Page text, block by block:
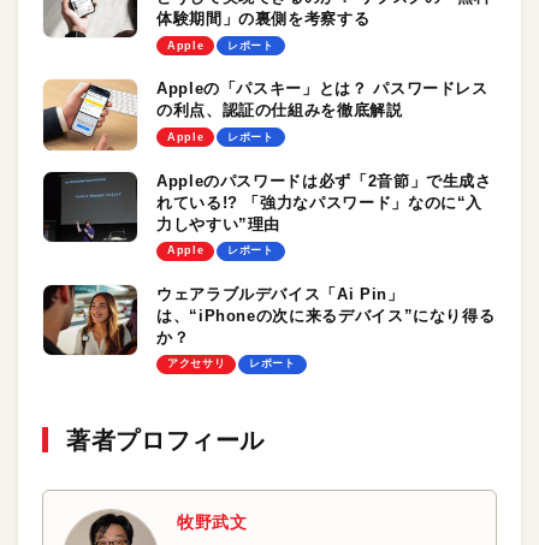
体験期間」の裏側を考察する
Apple レポート
Appleの「パスキー」とは？ パスワードレス
の利点、認証の仕組みを徹底解説
Apple レポート
Appleのパスワードは必ず「2音節」で生成さ
れている!? 「強力なパスワード」なのに“入
力しやすい”理由
Apple レポート
ウェアラブルデバイス「Ai Pin」
は、“iPhoneの次に来るデバイス”になり得る
か？
アクセサリ レポート
著者プロフィール
牧野武文